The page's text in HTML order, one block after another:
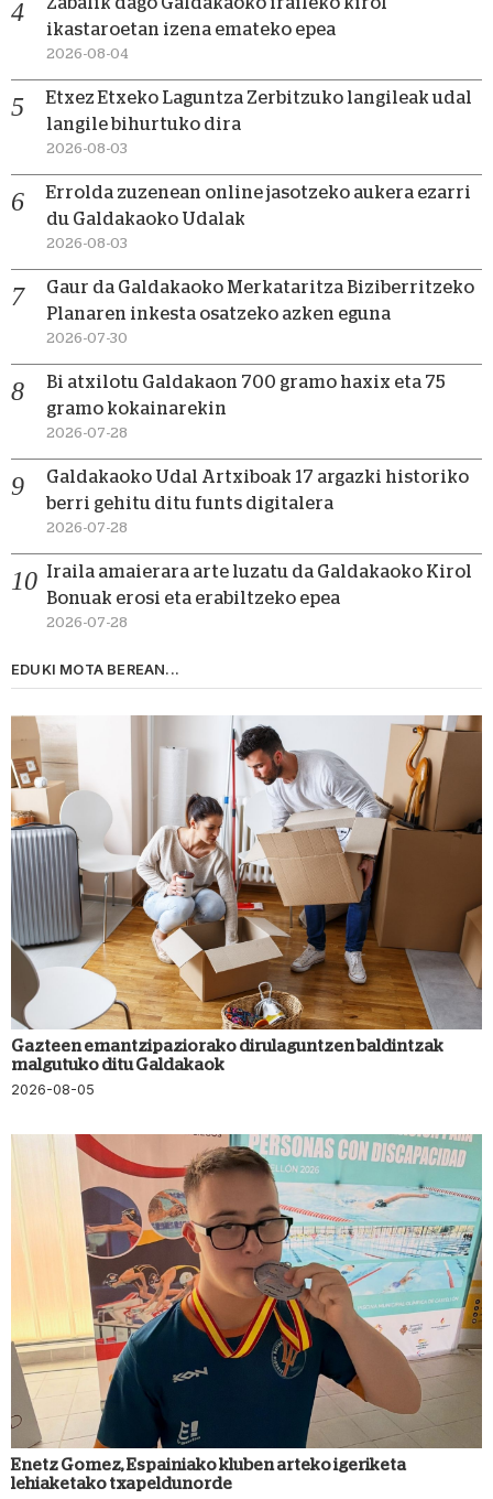
ikastaroetan izena emateko epea
2026-08-04
Etxez Etxeko Laguntza Zerbitzuko langileak udal
langile bihurtuko dira
2026-08-03
Errolda zuzenean online jasotzeko aukera ezarri
du Galdakaoko Udalak
2026-08-03
Gaur da Galdakaoko Merkataritza Biziberritzeko
Planaren inkesta osatzeko azken eguna
2026-07-30
Bi atxilotu Galdakaon 700 gramo haxix eta 75
gramo kokainarekin
2026-07-28
Galdakaoko Udal Artxiboak 17 argazki historiko
berri gehitu ditu funts digitalera
2026-07-28
Iraila amaierara arte luzatu da Galdakaoko Kirol
Bonuak erosi eta erabiltzeko epea
2026-07-28
EDUKI MOTA BEREAN...
Gazteen emantzipaziorako dirulaguntzen baldintzak
malgutuko ditu Galdakaok
2026-08-05
Enetz Gomez, Espainiako kluben arteko igeriketa
lehiaketako txapeldunorde